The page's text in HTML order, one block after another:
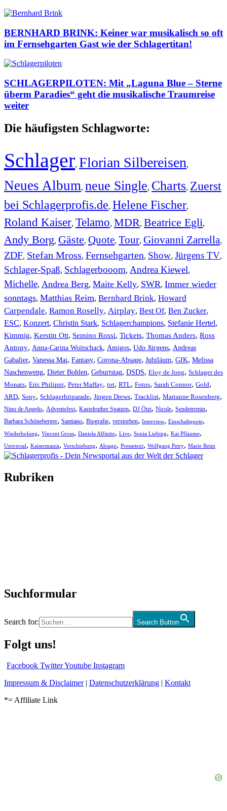
BERNHARD BRINK: Keiner war musikalisch so oft
im Fernsehgarten Gast wie der Schlagertitan!
SCHLAGERPILOTEN: Mit „Laguna Blue – Sterne
überm Paradies“ geht die musikalische Traumreise
weiter
Die häufigsten Schlagworte:
Schlager, Florian Silbereisen,
Neues Album, neue Single, Charts, Zuerst
bei Schlagerprofis.de, Helene Fischer,
Roland Kaiser, Telamo, MDR, Beatrice Egli,
Andy Borg, Gäste, Quote, Tour, Giovanni Zarrella,
ZDF, Stefan Mross, Fernsehgarten, Show, Jürgens TV,
Schlager-Spaß, Schlagerbooom, Andrea Kiewel,
Michelle, Andrea Berg, Maite Kelly, SWR, Immer wieder
sonntags, Matthias Reim, Bernhard Brink, Howard
Carpendale, Ramon Roselly, Airplay, Best Of, Ben Zucker,
ESC, Konzert, Christin Stark, Schlagerchampions, Stefanie Hertel,
Kimmig, Kerstin Ott, Semino Rossi, Tickets, Thomas Anders, Ross
Antony, Anna-Carina Woitschack, Amigos, Udo Jürgens, Andreas
Gabalier, Vanessa Mai, Fantasy, Corona-Absage, Jubiläum, GfK, Melissa
Naschenweng, Dieter Bohlen, Geburtstag, DSDS, Eloy de Jong, Schlager des
Monats, Eric Philippi, Peter Maffay, tot, RTL, Fotos, Sarah Connor, Gold,
ARD, Sony, Schlagerhitparade, Jürgen Drews, Tracklist, Marianne Rosenberg,
Nino de Angelo, Adventsfest, Kastelruther Spatzen, DJ Ötzi, Nicole, Sendetermin,
Barbara Schöneberger, Santiano, Biografie, verstorben, Interview, Einschaltquote,
Wiederholung, Vincent Gross, Daniela Alfinito, Live, Sonia Liebing, Kai Pflaume,
Universal, Kaisermania, Verschiebung, Absage, Pressetext, Wolfgang Petry, Marie Reim
Rubriken
Suchformular
Search for: Search Button
Folgt uns!
Facebook TwitterYoutube Instagram
Impressum & Disclaimer| Datenschutzerklärung | Kontakt
*= Affiliate Link